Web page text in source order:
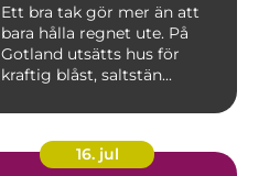
Ett bra tak gör mer än att
bara hålla regnet ute. På
Gotland utsätts hus för
kraftig blåst, saltstän...
16. jul